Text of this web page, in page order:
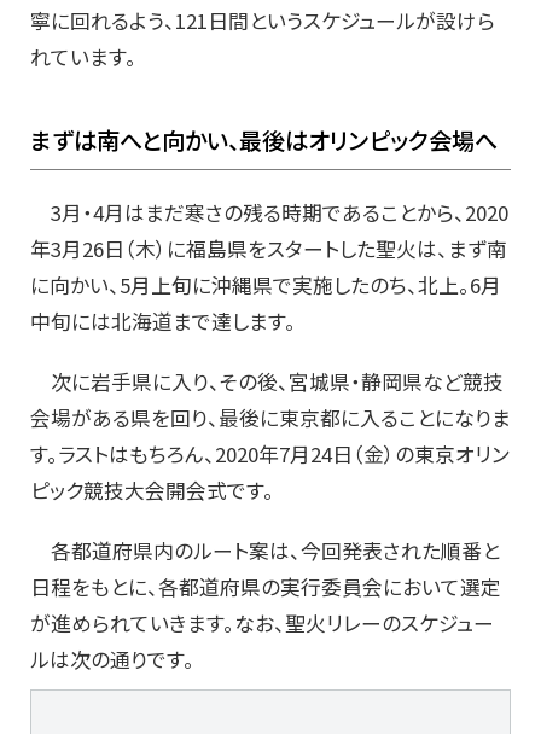
寧に回れるよう、121日間というスケジュールが設けら
れています。
まずは南へと向かい、最後はオリンピック会場へ
3月・4月はまだ寒さの残る時期であることから、2020
年3月26日（木）に福島県をスタートした聖火は、まず南
に向かい、5月上旬に沖縄県で実施したのち、北上。6月
中旬には北海道まで達します。
次に岩手県に入り、その後、宮城県・静岡県など競技
会場がある県を回り、最後に東京都に入ることになりま
す。ラストはもちろん、2020年7月24日（金）の東京オリン
ピック競技大会開会式です。
各都道府県内のルート案は、今回発表された順番と
日程をもとに、各都道府県の実行委員会において選定
が進められていきます。なお、聖火リレーのスケジュー
ルは次の通りです。